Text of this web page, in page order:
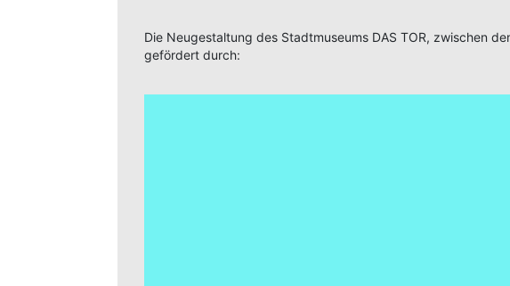
Die Neugestaltung des Stadtmuseums DAS TOR, zwischen
gefördert durch: